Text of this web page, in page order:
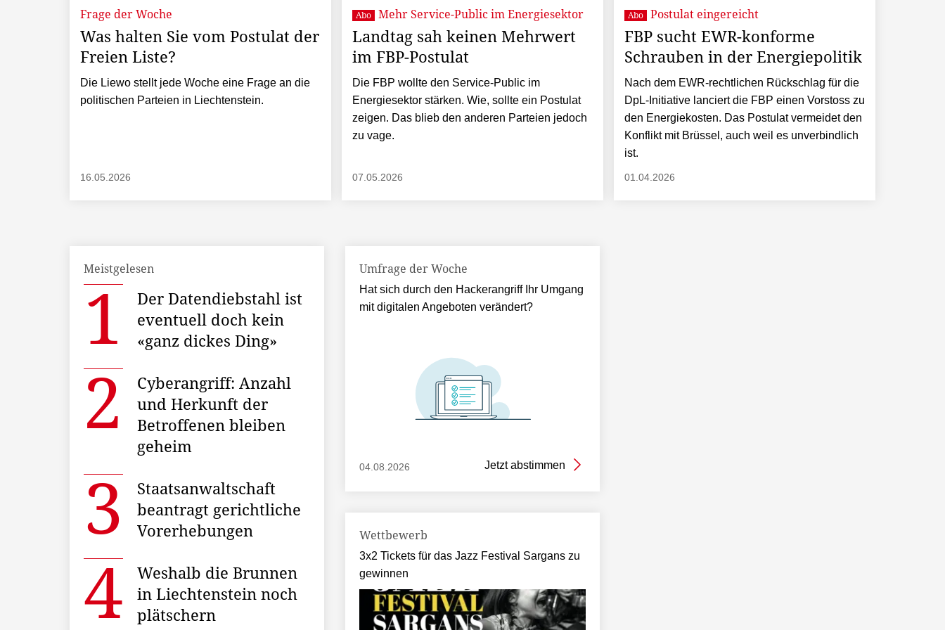
Frage der Woche
Was halten Sie vom Postulat der
Freien Liste?
Die Liewo stellt jede Woche eine Frage an die
politischen Parteien in Liechtenstein.
16.05.2026
Abo Mehr Service-Public im Energiesektor
Landtag sah keinen Mehrwert
im FBP-Postulat
Die FBP wollte den Service-Public im
Energiesektor stärken. Wie, sollte ein Postulat
zeigen. Das blieb den anderen Parteien jedoch
zu vage.
07.05.2026
Abo Postulat eingereicht
FBP sucht EWR-konforme
Schrauben in der Energiepolitik
Nach dem EWR-rechtlichen Rückschlag für die
DpL-Initiative lanciert die FBP einen Vorstoss zu
den Energiekosten. Das Postulat vermeidet den
Konflikt mit Brüssel, auch weil es unverbindlich
ist.
01.04.2026
Meistgelesen
Der Datendiebstahl ist
eventuell doch kein
«ganz dickes Ding»
Cyberangriff: Anzahl
und Herkunft der
Betroffenen bleiben
geheim
Staatsanwaltschaft
beantragt gerichtliche
Vorerhebungen
Weshalb die Brunnen
in Liechtenstein noch
plätschern
Wettbewerb
3x2 Tickets für das Jazz Festival Sargans zu
gewinnen
Umfrage der Woche
Hat sich durch den Hackerangriff Ihr Umgang
mit digitalen Angeboten verändert?
04.08.2026 Jetzt abstimmen